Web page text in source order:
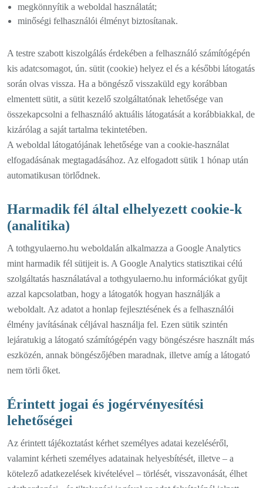
megkönnyítik a weboldal használatát;
minőségi felhasználói élményt biztosítanak.
A testre szabott kiszolgálás érdekében a felhasználó számítógépén
kis adatcsomagot, ún. sütit (cookie) helyez el és a későbbi látogatás
során olvas vissza. Ha a böngésző visszaküld egy korábban
elmentett sütit, a sütit kezelő szolgáltatónak lehetősége van
összekapcsolni a felhasználó aktuális látogatását a korábbiakkal, de
kizárólag a saját tartalma tekintetében.
A weboldal látogatójának lehetősége van a cookie-használat
elfogadásának megtagadásához. Az elfogadott sütik 1 hónap után
automatikusan törlődnek.
Harmadik fél által elhelyezett cookie-k
(analitika)
A tothgyulaerno.hu weboldalán alkalmazza a Google Analytics
mint harmadik fél sütijeit is. A Google Analytics statisztikai célú
szolgáltatás használatával a tothgyulaerno.hu információkat gyűjt
azzal kapcsolatban, hogy a látogatók hogyan használják a
weboldalt. Az adatot a honlap fejlesztésének és a felhasználói
élmény javításának céljával használja fel. Ezen sütik szintén
lejáratukig a látogató számítógépén vagy böngészésre használt más
eszközén, annak böngészőjében maradnak, illetve amíg a látogató
nem törli őket.
Érintett jogai és jogérvényesítési
lehetőségei
Az érintett tájékoztatást kérhet személyes adatai kezeléséről,
valamint kérheti személyes adatainak helyesbítését, illetve – a
kötelező adatkezelések kivételével – törlését, visszavonását, élhet